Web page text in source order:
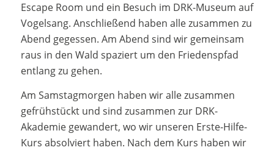
Escape Room und ein Besuch im DRK-Museum auf
Vogelsang. Anschließend haben alle zusammen zu
Abend gegessen. Am Abend sind wir gemeinsam
raus in den Wald spaziert um den Friedenspfad
entlang zu gehen.
Am Samstagmorgen haben wir alle zusammen
gefrühstückt und sind zusammen zur DRK-
Akademie gewandert, wo wir unseren Erste-Hilfe-
Kurs absolviert haben. Nach dem Kurs haben wir